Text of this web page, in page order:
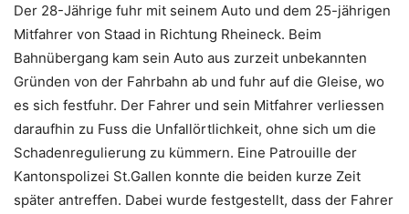
Der 28-Jährige fuhr mit seinem Auto und dem 25-jährigen
Mitfahrer von Staad in Richtung Rheineck. Beim
Bahnübergang kam sein Auto aus zurzeit unbekannten
Gründen von der Fahrbahn ab und fuhr auf die Gleise, wo
es sich festfuhr. Der Fahrer und sein Mitfahrer verliessen
daraufhin zu Fuss die Unfallörtlichkeit, ohne sich um die
Schadenregulierung zu kümmern. Eine Patrouille der
Kantonspolizei St.Gallen konnte die beiden kurze Zeit
später antreffen. Dabei wurde festgestellt, dass der Fahrer